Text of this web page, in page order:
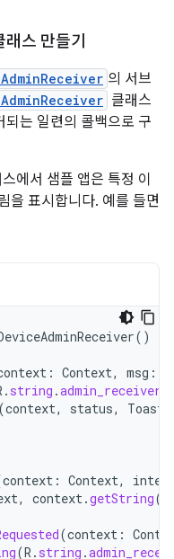
스 만들기
의 서브
클래스
는 일련의 콜백으로 구
에서 샘플 앱은 특정 이
을 표시합니다. 예를 들면
()
: Context, msg :
. string .
(context, status, Toast
context : Context,
, context.getString(
(context :
(R . string .